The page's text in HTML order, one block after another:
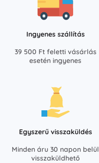
Ingyenes szállítás
39 500 Ft feletti vásárlás
esetén ingyenes
Egyszerű visszaküldés
Minden áru 30 napon belül
visszaküldhető